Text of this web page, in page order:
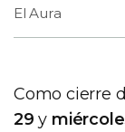
El Aura
Como cierre
29 y